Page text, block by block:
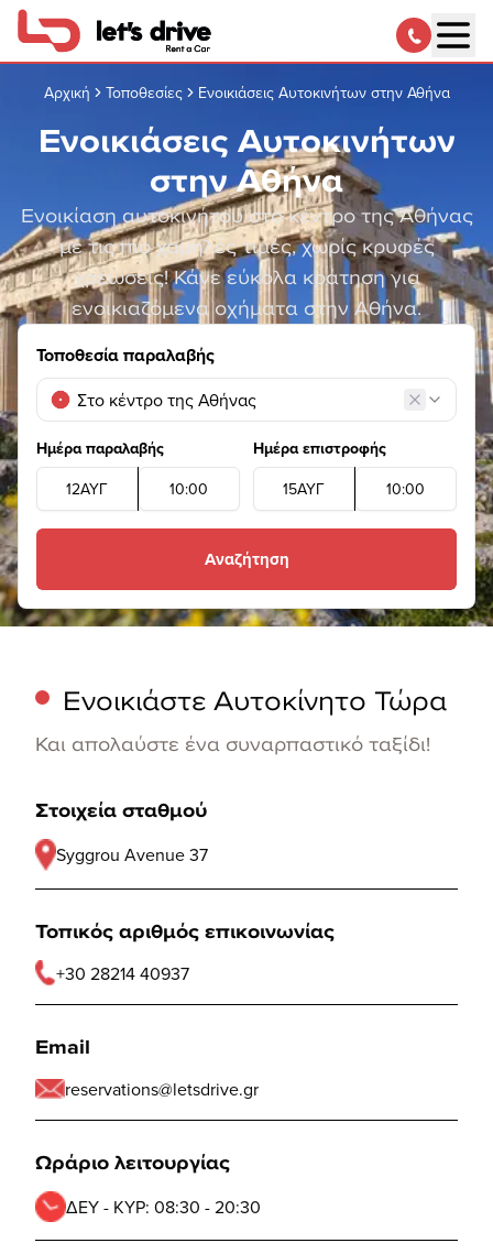
Αρχική Τοποθεσίες Ενοικιάσεις Αυτοκινήτων στην Αθήνα
Ενοικιάσεις Αυτοκινήτων
στην Αθήνα
Ενοικίαση αυτοκινήτου στο κέντρο της Αθήνας
με τις πιο χαμηλές τιμές, χωρίς κρυφές
χρεώσεις! Κάνε εύκολα κράτηση για
ενοικιαζόμενα οχήματα στην Αθήνα.
Τοποθεσία παραλαβής
Ημέρα παραλαβής
12ΑΥΓ 10:00
Ημέρα επιστροφής
15ΑΥΓ 10:00
Αναζήτηση
Ενοικιάστε Αυτοκίνητο Τώρα
Και απολαύστε ένα συναρπαστικό ταξίδι!
Στοιχεία σταθμού
Syggrou Avenue 37
Τοπικός αριθμός επικοινωνίας
+30 28214 40937
Email
reservations@letsdrive.gr
Ωράριο λειτουργίας
ΔΕΥ - ΚΥΡ: 08:30 - 20:30